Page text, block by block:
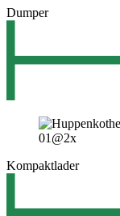
Dumper
Kompaktlader